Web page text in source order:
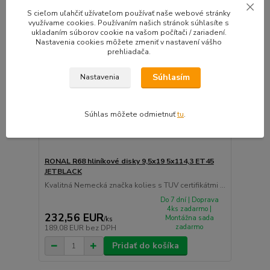
RONAL R68 hliníkové disky 9,5x19 5x114,3 ET45
JETBLACK
Kvalitná Nemecká značka kolies s TUV certifikátmi ...
232,56 EUR/ks
189,08 EUR bez DPH
Do 7 dní | Doprava
4ks zadarmo |
Montážna sada
zadarmo
Pridať do košíka
S cieľom uľahčiť užívateľom používať naše webové stránky
využívame cookies. Používaním našich stránok súhlasíte s
ukladaním súborov cookie na vašom počítači / zariadení.
Nastavenia cookies môžete zmeniť v nastavení vášho
prehliadača.
Nastavenia Súhlasím
Súhlas môžete odmietnuťtu.